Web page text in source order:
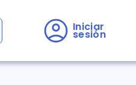
Iniciar
sesión